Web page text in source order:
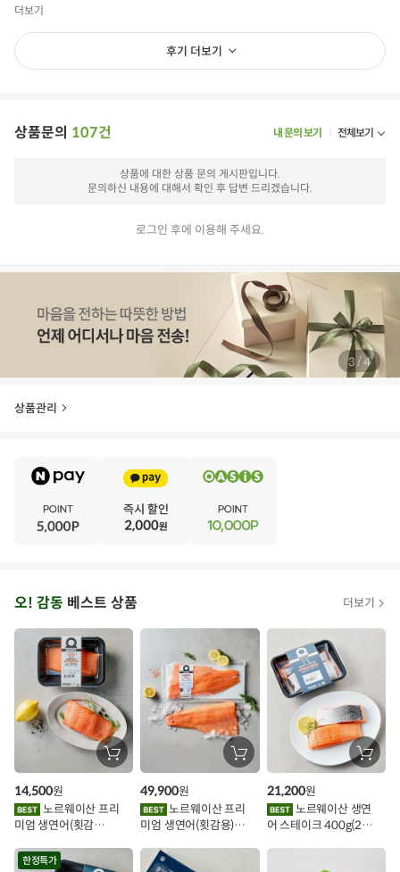
더보기
후기 더보기
상품문의 107건 내 문의 보기 전체보기
상품에 대한 상품 문의 게시판입니다.
문의하신 내용에 대해서 확인 후 답변 드리겠습니다.
로그인 후에 이용해 주세요.
3 /4
상품관리
아
시
인
이
트
오! 감동 베스트 상품 더보기
장
바
에
담
노르웨이산 프리
미엄 생연어(횟감
14,500원
장
바
에
담
기
노르웨이산 프리
미엄 생연어(횟감용)
49,900원
장
바
에
담
기
어 스테이크 400g(2조
21,200원
한정특가